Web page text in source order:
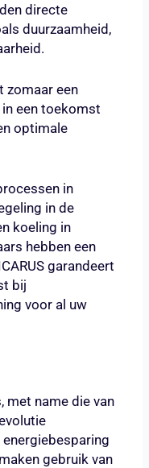
directe
duurzaamheid,
zomaar een
een toekomst
optimale
in
in de
koeling in
hebben een
garandeert
bij
voor al uw
met name die van
gebruik van